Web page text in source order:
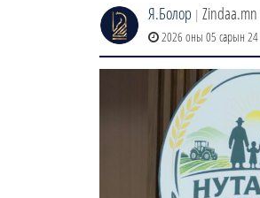
Я.Болор | Zindaa.mn
2026 оны 05 сарын 24